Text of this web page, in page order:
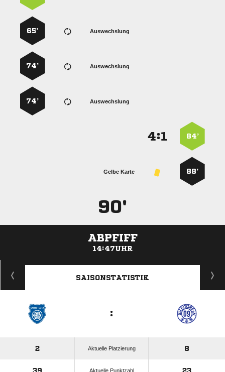
Auswechslung
65’
Auswechslung
74’
Auswechslung
74’
84’
:
88’
Gelbe Karte
90'
ABPFIFF
14:47UHR
ANZEIGE
SAISONSTATISTIK
:
2 Aktuelle Platzierung 8
39 Aktuelle Punktzahl 23